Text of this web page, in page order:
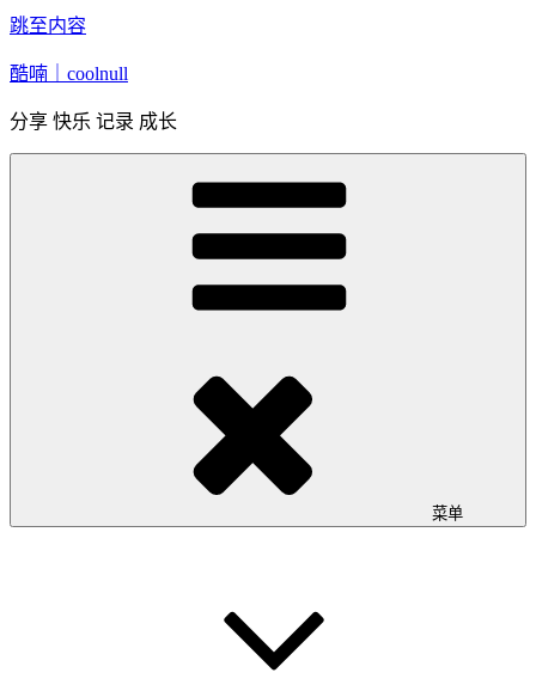
跳至内容
酷喃｜coolnull
分享 快乐 记录 成长
菜单